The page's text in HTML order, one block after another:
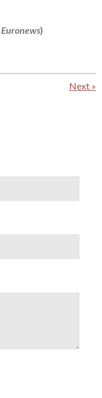
Euronews)
Next »